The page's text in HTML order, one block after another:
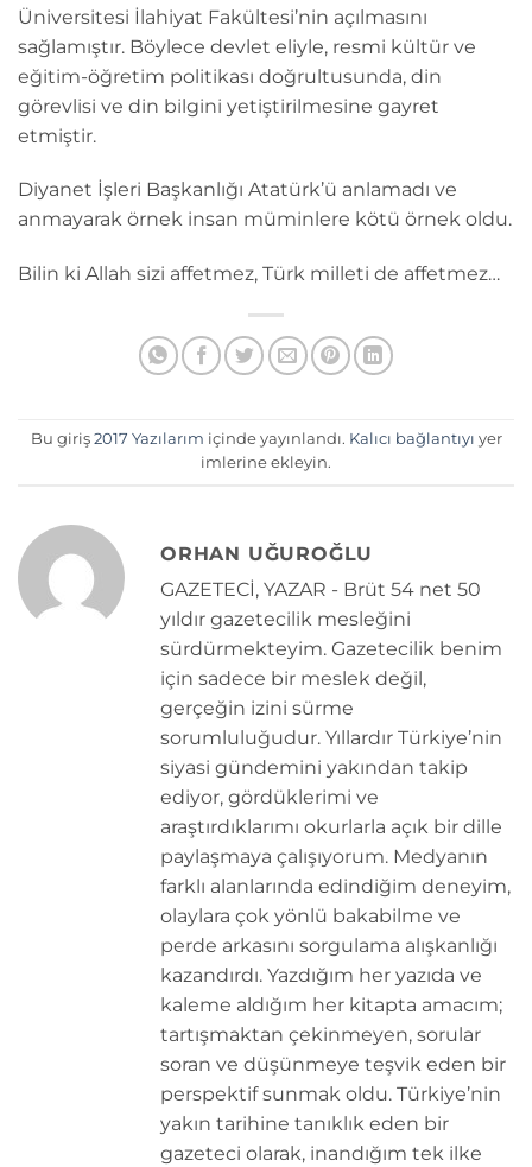
Üniversitesi İlahiyat Fakültesi’nin açılmasını
sağlamıştır. Böylece devlet eliyle, resmi kültür ve
eğitim-öğretim politikası doğrultusunda, din
görevlisi ve din bilgini yetiştirilmesine gayret
etmiştir.
Diyanet İşleri Başkanlığı Atatürk’ü anlamadı ve
anmayarak örnek insan müminlere kötü örnek oldu.
Bilin ki Allah sizi affetmez, Türk milleti de affetmez…
Bu giriş 2017 Yazılarım içinde yayınlandı. Kalıcı bağlantıyı yer
imlerine ekleyin.
ORHAN UĞUROĞLU
GAZETECİ, YAZAR - Brüt 54 net 50
yıldır gazetecilik mesleğini
sürdürmekteyim. Gazetecilik benim
için sadece bir meslek değil,
gerçeğin izini sürme
sorumluluğudur. Yıllardır Türkiye’nin
siyasi gündemini yakından takip
ediyor, gördüklerimi ve
araştırdıklarımı okurlarla açık bir dille
paylaşmaya çalışıyorum. Medyanın
farklı alanlarında edindiğim deneyim,
olaylara çok yönlü bakabilme ve
perde arkasını sorgulama alışkanlığı
kazandırdı. Yazdığım her yazıda ve
kaleme aldığım her kitapta amacım;
tartışmaktan çekinmeyen, sorular
soran ve düşünmeye teşvik eden bir
perspektif sunmak oldu. Türkiye’nin
yakın tarihine tanıklık eden bir
gazeteci olarak, inandığım tek ilke